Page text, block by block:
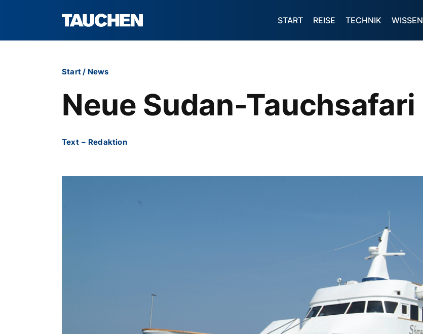
START REISE TECHNIK WISSEN
Start/ News
Neue Sudan-Tauchsafari
Text – Redaktion